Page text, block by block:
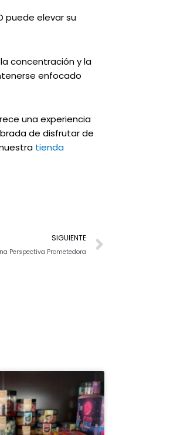
puede elevar su
concentración y la
enfocado
una experiencia
de disfrutar de
tienda
SIGUIENTE
Perspectiva Prometedora